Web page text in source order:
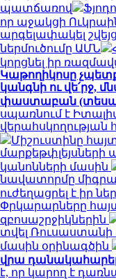
պատճառով
որ աջակցի
արգելափակել
ներմուծումը ԱՄՆ
կորցնել իր
Կաթողիկոսը
կանգնի ու վե՛րջ,
փաստաբան
սպառնում է
Միշուստինը
կանոնների մասին
նավատորմը
ուժեղացրել է իր
Փրկարարները
զբոսաշրջիկներին
տվել
մասին օրինագծին
վրա դանակահարել
է, որ կարող է